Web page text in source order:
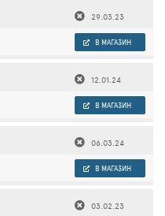
29.03.23
В МАГАЗИН
12.01.24
В МАГАЗИН
06.03.24
В МАГАЗИН
03.02.23